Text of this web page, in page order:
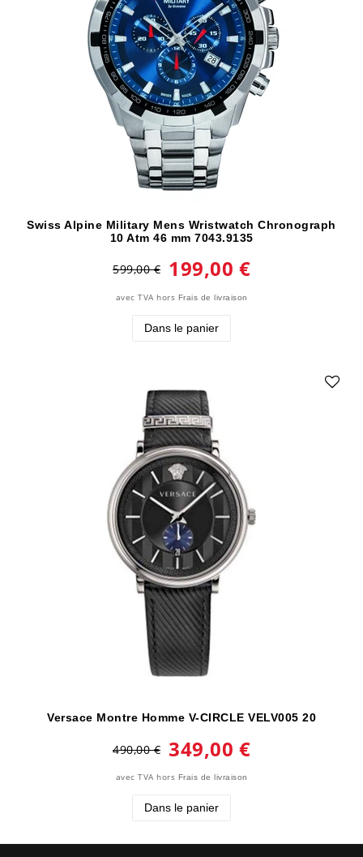
Swiss Alpine Military Mens Wristwatch Chronograph
10 Atm 46 mm 7043.9135
599,00 € 199,00 €
avec TVA hors Frais de livraison
Dans le panier
Versace Montre Homme V-CIRCLE VELV005 20
490,00 € 349,00 €
avec TVA hors Frais de livraison
Dans le panier